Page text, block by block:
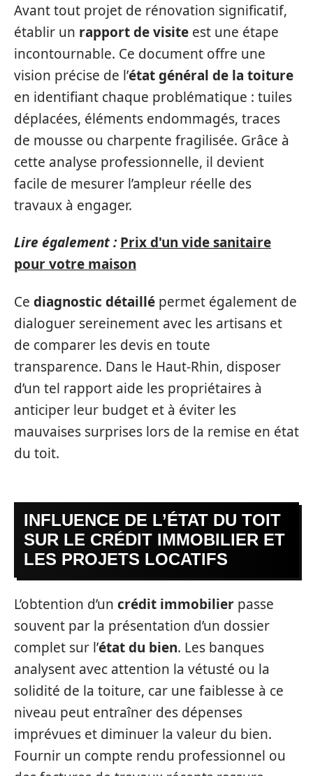
Avant tout projet de rénovation significatif,
établir un rapport de visite est une étape
incontournable. Ce document offre une
vision précise de l’état général de la toiture
en identifiant chaque problématique : tuiles
déplacées, éléments endommagés, traces
de mousse ou charpente fragilisée. Grâce à
cette analyse professionnelle, il devient
facile de mesurer l’ampleur réelle des
travaux à engager.
Lire également : Prix d'un vide sanitaire
pour votre maison
Ce diagnostic détaillé permet également de
dialoguer sereinement avec les artisans et
de comparer les devis en toute
transparence. Dans le Haut-Rhin, disposer
d’un tel rapport aide les propriétaires à
anticiper leur budget et à éviter les
mauvaises surprises lors de la remise en état
du toit.
INFLUENCE DE L’ÉTAT DU TOIT
SUR LE CRÉDIT IMMOBILIER ET
LES PROJETS LOCATIFS
L’obtention d’un crédit immobilier passe
souvent par la présentation d’un dossier
complet sur l’état du bien. Les banques
analysent avec attention la vétusté ou la
solidité de la toiture, car une faiblesse à ce
niveau peut entraîner des dépenses
imprévues et diminuer la valeur du bien.
Fournir un compte rendu professionnel ou